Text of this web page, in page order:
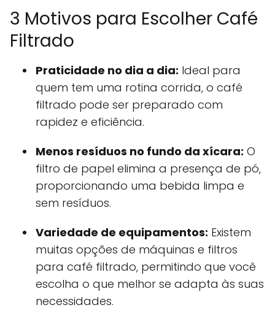
3 Motivos para Escolher Café
Filtrado
Praticidade no dia a dia: Ideal para
quem tem uma rotina corrida, o café
filtrado pode ser preparado com
rapidez e eficiência.
Menos resíduos no fundo da xícara: O
filtro de papel elimina a presença de pó,
proporcionando uma bebida limpa e
sem resíduos.
Variedade de equipamentos: Existem
muitas opções de máquinas e filtros
para café filtrado, permitindo que você
escolha o que melhor se adapta às suas
necessidades.